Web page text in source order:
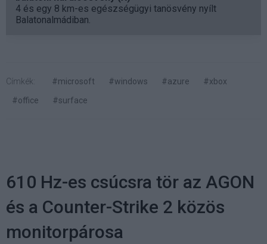
4 és egy 8 km-es egészségügyi tanösvény nyílt
Balatonalmádiban.
Címkék: #microsoft #windows #azure
#xbox
#office
#surface
610 Hz-es csúcsra tör az AGON
és a Counter-Strike 2 közös
monitorpárosa